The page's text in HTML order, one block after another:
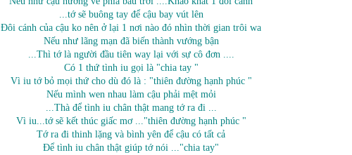
...tớ sẽ buông tay để cậu bay vút lên
Đôi cánh của cậu ko nên ở lại 1 nơi nào đó nhìn thời gian trôi wa
Nếu như lãng mạn đã biến thành vướng bận
...Thì tớ là người đầu tiên way lại với sự cô đơn ....
Có 1 thứ tình iu gọi là "chia tay "
Vì iu tớ bỏ mọi thứ cho dù đó là : "thiên đường hạnh phúc "
Nếu mình wen nhau làm cậu phải mệt mỏi
...Thà để tình iu chân thật mang tớ ra đi ...
Vì iu...tớ sẽ kết thúc giấc mơ ..."thiên đường hạnh phúc "
Tớ ra đi thinh lặng và bình yên để cậu có tất cả
Để tình iu chân thật giúp tớ nói ..."chia tay"